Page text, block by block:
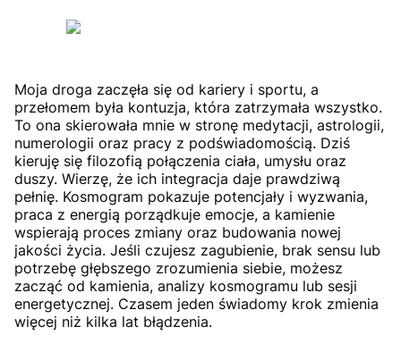
Moja droga zaczęła się od kariery i sportu, a
przełomem była kontuzja, która zatrzymała wszystko.
To ona skierowała mnie w stronę medytacji, astrologii,
numerologii oraz pracy z podświadomością. Dziś
kieruję się filozofią połączenia ciała, umysłu oraz
duszy. Wierzę, że ich integracja daje prawdziwą
pełnię. Kosmogram pokazuje potencjały i wyzwania,
praca z energią porządkuje emocje, a kamienie
wspierają proces zmiany oraz budowania nowej
jakości życia. Jeśli czujesz zagubienie, brak sensu lub
potrzebę głębszego zrozumienia siebie, możesz
zacząć od kamienia, analizy kosmogramu lub sesji
energetycznej. Czasem jeden świadomy krok zmienia
więcej niż kilka lat błądzenia.